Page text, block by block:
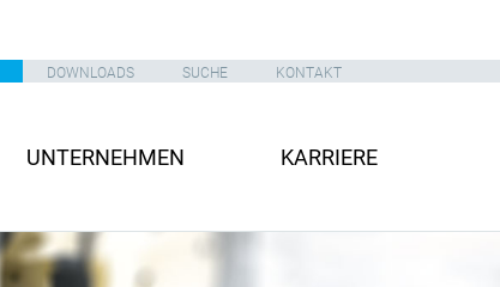
DOWNLOADS SUCHE KONTAKT
UNTERNEHMEN KARRIERE